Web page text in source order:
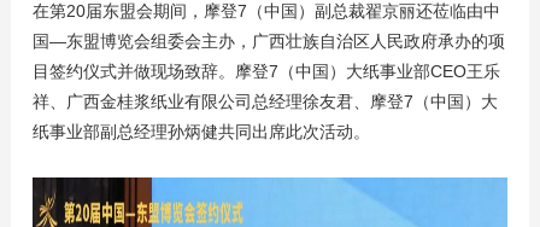
在第20届东盟会期间，摩登7（中国）副总裁翟京丽还莅临由中
国—东盟博览会组委会主办，广西壮族自治区人民政府承办的项
目签约仪式并做现场致辞。摩登7（中国）大纸事业部CEO王乐
祥、广西金桂浆纸业有限公司总经理徐友君、摩登7（中国）大
纸事业部副总经理孙炳健共同出席此次活动。